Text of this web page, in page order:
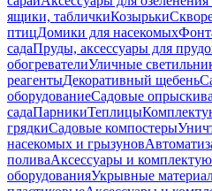
ящики, табличкиКозырьки
птицДомики для насекомых
садаПруды, аксессуары для
обогревателиУличные
реагентыДекоративный щебень
оборудованиеСадовые
садаПарникиТеплицы
грядкиСадовые компостеры
насекомых и грызунов
поливаАксессуары и
оборудованияУкрывные